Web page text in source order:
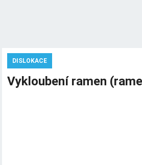
DISLOKACE
Vykloubení ramen